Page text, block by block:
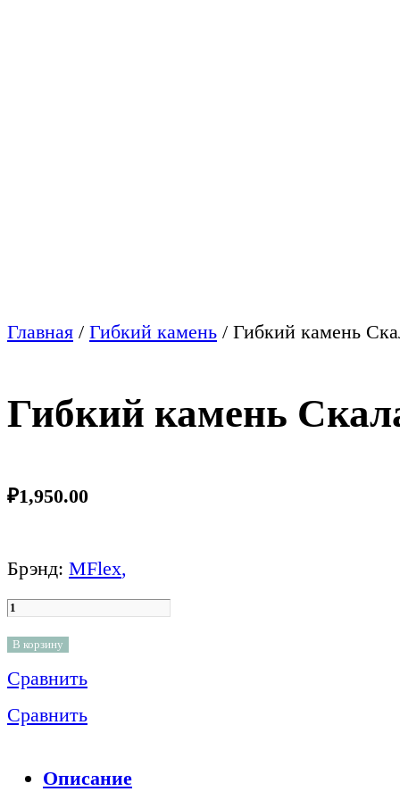
Главная / Гибкий камень / Гибкий камень
Гибкий камень
₽1,950.00
Брэнд: MFlex,
В корзину
Сравнить
Сравнить
Описание